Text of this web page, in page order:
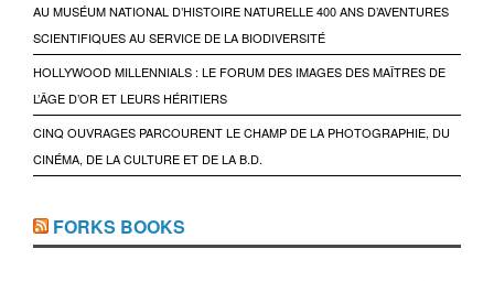
AU MUSÉUM NATIONAL D’HISTOIRE NATURELLE 400 ANS D’AVENTURES
SCIENTIFIQUES AU SERVICE DE LA BIODIVERSITÉ
HOLLYWOOD MILLENNIALS : LE FORUM DES IMAGES DES MAÎTRES DE
L’ÂGE D’OR ET LEURS HÉRITIERS
CINQ OUVRAGES PARCOURENT LE CHAMP DE LA PHOTOGRAPHIE, DU
CINÉMA, DE LA CULTURE ET DE LA B.D.
FORKS BOOKS